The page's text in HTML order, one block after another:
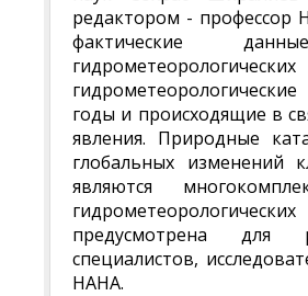
редактором - профессор
фактические
годы и происходящие в
явления. Природные
глобальных изменений
являются
предусмотрена для
специалистов,
НАНА.